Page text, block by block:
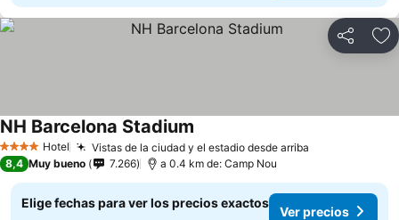
Compartir
4 EstrellasHotel Vistas de la ciudad y el estadio desde arriba
NH Barcelona Stadium
8,4 Muy bueno 7.266 a 0.4 km de: Camp Nou
Elige fechas para ver los precios exactos
Ver precios